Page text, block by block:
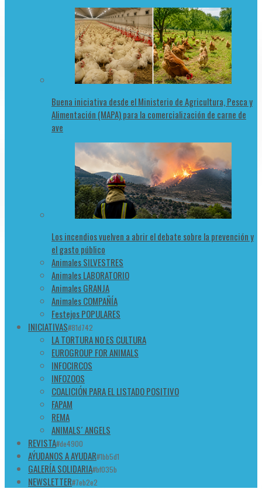
Buena iniciativa desde el Ministerio de Agricultura, Pesca y
Alimentación (MAPA) para la comercialización de carne de
ave
Los incendios vuelven a abrir el debate sobre la prevención y
el gasto público
Animales SILVESTRES
Animales LABORATORIO
Animales GRANJA
Animales COMPAÑÍA
Festejos POPULARES
INICIATIVAS#81d742
LA TORTURA NO ES CULTURA
EUROGROUP FOR ANIMALS
INFOCIRCOS
INFOZOOS
COALICIÓN PARA EL LISTADO POSITIVO
FAPAM
REMA
ANIMALS´ ANGELS
REVISTA#de4900
AÝUDANOS A AYUDAR#1bb5d1
GALERÍA SOLIDARIA#bf035b
NEWSLETTER#7eb2e2